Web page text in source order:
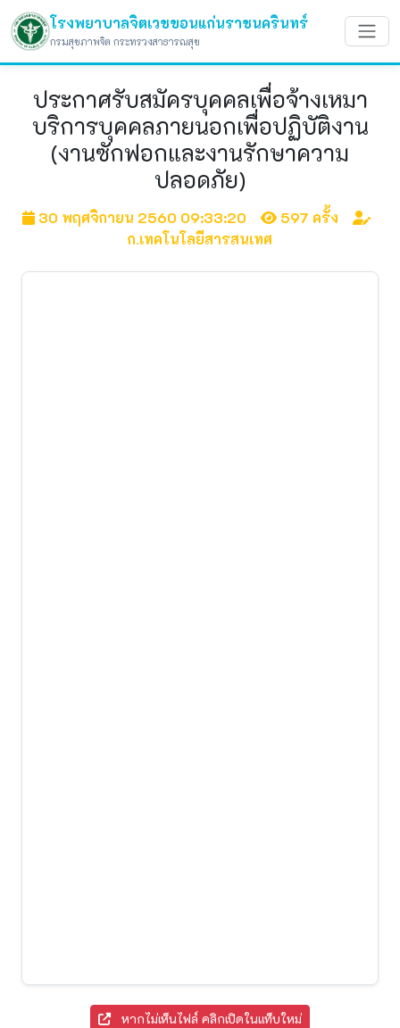
โรงพยาบาลจิตเวชขอนแก่นราชนครินทร์
กรมสุขภาพจิต กระทรวงสาธารณสุข
ประกาศรับสมัครบุคคลเพื่อจ้างเหมา
บริการบุคคลภายนอกเพื่อปฏิบัติงาน
(งานซักฟอกและงานรักษาความ
ปลอดภัย)
30 พฤศจิกายน 2560 09:33:20
597 ครั้ง
ก.เทคโนโลยีสารสนเทศ
หากไม่เห็นไฟล์ คลิกเปิดในแท็บใหม่